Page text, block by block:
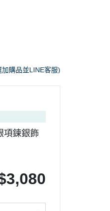
購品並LINE客服)
項鍊銀飾
3,080